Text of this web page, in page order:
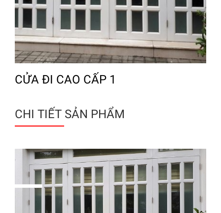
CỬA ĐI CAO CẤP 1
CHI TIẾT SẢN PHẨM